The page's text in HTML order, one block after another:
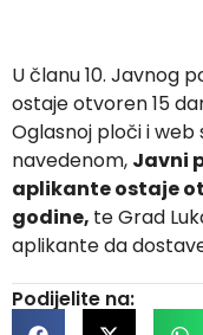
U članu 10. Javnog
ostaje otvoren 15
Oglasnoj ploči i web
navedenom, Javni
aplikante ostaje
godine, te Grad
aplikante da
Podijelite na: